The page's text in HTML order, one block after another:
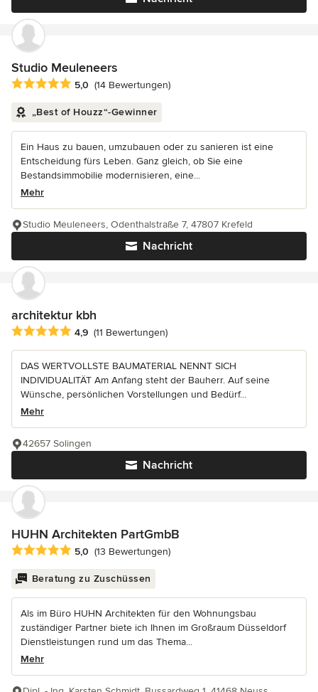
Studio Meuleneers
Durchschnittliche Bewertung: 5 von 5 Sternen
5,0 (14 Bewertungen)
„Best of Houzz“-Gewinner
Ein Haus zu bauen, umzubauen oder zu sanieren ist eine
Entscheidung fürs Leben. Ganz gleich, ob Sie eine
Bestandsimmobilie modernisieren, eine...
Mehr
Nachricht
Studio Meuleneers, Odenthalstraße 7, 47807 Krefeld
architektur kbh
Durchschnittliche Bewertung: 4.9 von 5 Sternen
4,9 (11 Bewertungen)
DAS WERTVOLLSTE BAUMATERIAL NENNT SICH
INDIVIDUALITÄT Am Anfang steht der Bauherr. Auf seine
Wünsche, persönlichen Vorstellungen und Bedürf...
Mehr
Nachricht
42657 Solingen
HUHN Architekten PartGmbB
Durchschnittliche Bewertung: 5 von 5 Sternen
5,0 (13 Bewertungen)
Beratung zu Zuschüssen
Als im Büro HUHN Architekten für den Wohnungsbau
zuständiger Partner biete ich Ihnen im Großraum Düsseldorf
Dienstleistungen rund um das Thema...
Mehr